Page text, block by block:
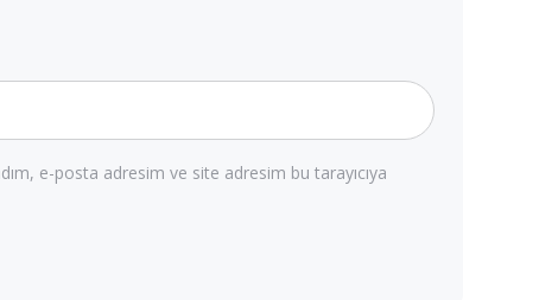
e-posta adresim ve site adresim bu tarayıcıya